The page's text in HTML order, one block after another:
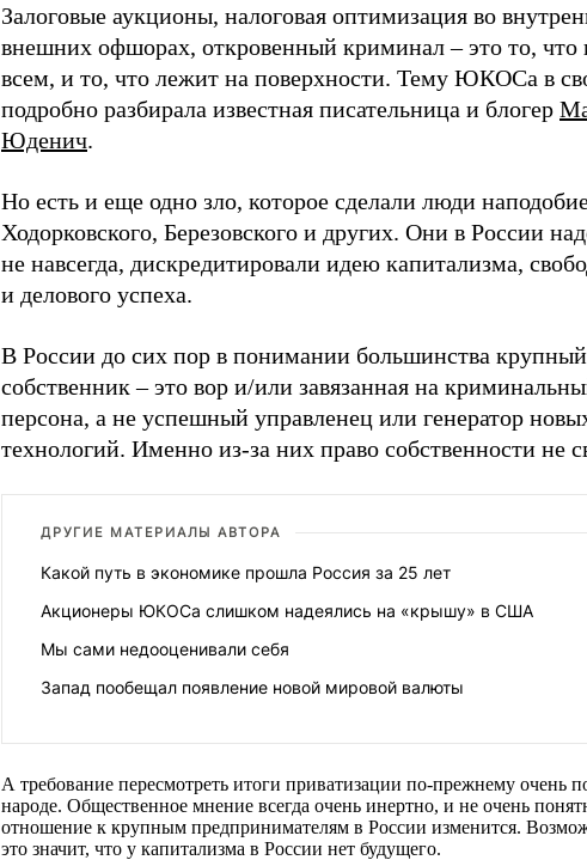
Залоговые аукционы, налоговая оптимизация во
внешних офшорах, откровенный криминал – это то, что
всем, и то, что лежит на поверхности. Тему ЮКОСа в
подробно разбирала известная писательница и блогер
Юденич.
Но есть и еще одно зло, которое сделали люди
Ходорковского, Березовского и других. Они в России
не навсегда, дискредитировали идею капитализма,
и делового успеха.
В России до сих пор в понимании большинства крупный
собственник – это вор и/или завязанная на
персона, а не успешный управленец или генератор
технологий. Именно из-за них право собственности не
ДРУГИЕ МАТЕРИАЛЫ АВТОРА
Какой путь в экономике прошла Россия за 25 лет
Акционеры ЮКОСа слишком надеялись на «крышу» в США
Мы сами недооценивали себя
Запад пообещал появление новой мировой валюты
А требование пересмотреть итоги приватизации по-прежнему очень
народе. Общественное мнение всегда очень инертно, и не очень
отношение к крупным предпринимателям в России изменится.
это значит, что у капитализма в России нет будущего.